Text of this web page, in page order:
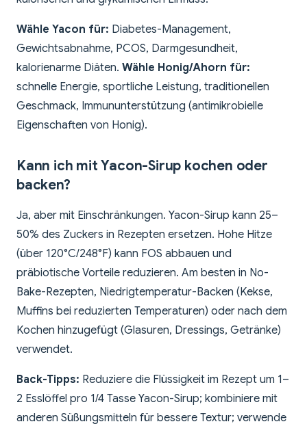
Wähle Yacon für: Diabetes-Management,
Gewichtsabnahme, PCOS, Darmgesundheit,
kalorienarme Diäten. Wähle Honig/Ahorn für:
schnelle Energie, sportliche Leistung, traditionellen
Geschmack, Immununterstützung (antimikrobielle
Eigenschaften von Honig).
Kann ich mit Yacon-Sirup kochen oder
backen?
Ja, aber mit Einschränkungen. Yacon-Sirup kann 25–
50% des Zuckers in Rezepten ersetzen. Hohe Hitze
(über 120°C/248°F) kann FOS abbauen und
präbiotische Vorteile reduzieren. Am besten in No-
Bake-Rezepten, Niedrigtemperatur-Backen (Kekse,
Muffins bei reduzierten Temperaturen) oder nach dem
Kochen hinzugefügt (Glasuren, Dressings, Getränke)
verwendet.
Back-Tipps: Reduziere die Flüssigkeit im Rezept um 1–
2 Esslöffel pro 1/4 Tasse Yacon-Sirup; kombiniere mit
anderen Süßungsmitteln für bessere Textur; verwende